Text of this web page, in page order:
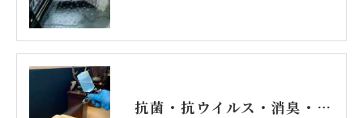
抗菌・抗ウイルス・消臭・防カビコーティング